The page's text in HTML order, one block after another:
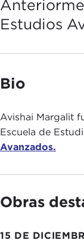
Estudios
Bio
Avishai Margalit
Escuela de
Avanzados.
Obras
15 DE